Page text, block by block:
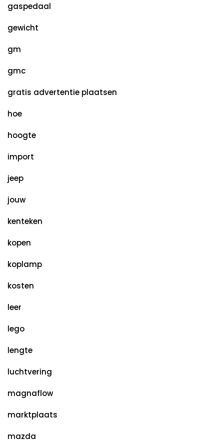
gaspedaal
gewicht
gm
gmc
gratis advertentie plaatsen
hoe
hoogte
import
jeep
jouw
kenteken
kopen
koplamp
kosten
leer
lego
lengte
luchtvering
magnaflow
marktplaats
mazda